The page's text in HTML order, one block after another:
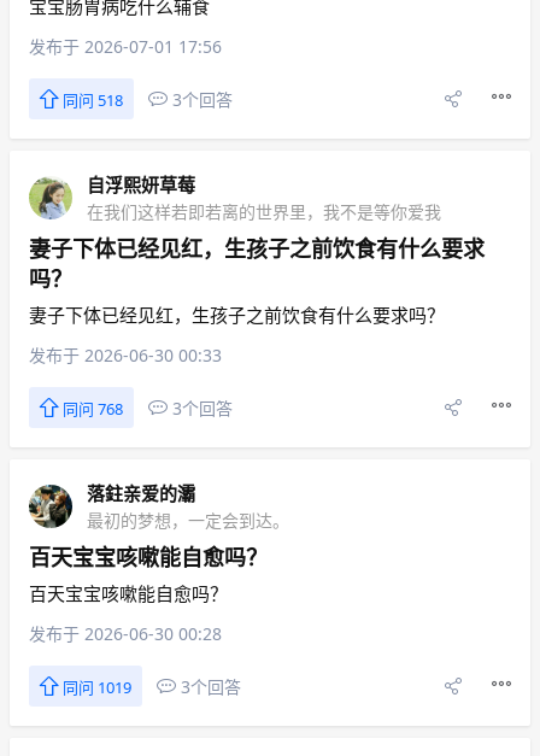
宝宝肠胃病吃什么辅食
发布于 2026-07-01 17:56
同问 518 3个回答
自浮熙妍草莓
在我们这样若即若离的世界里，我不是等你爱我
妻子下体已经见红，生孩子之前饮食有什么要求
吗？
妻子下体已经见红，生孩子之前饮食有什么要求吗？
发布于 2026-06-30 00:33
同问 768 3个回答
落鉒亲爱的灞
最初的梦想，一定会到达。
百天宝宝咳嗽能自愈吗？
百天宝宝咳嗽能自愈吗？
发布于 2026-06-30 00:28
同问 1019 3个回答